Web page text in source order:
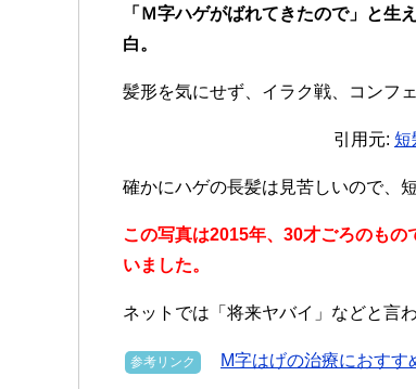
「Ｍ字ハゲがばれてきたので」と
白。
髪形を気にせず、イラク戦、コンフ
引用元: 短
確かにハゲの長髪は見苦しいので、
この写真は2015年、30才ごろのも
いました。
ネットでは「将来ヤバイ」などと言
参考リンク M字はげの治療におすす